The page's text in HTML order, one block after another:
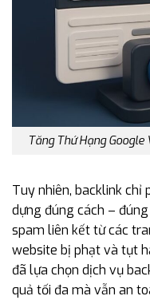
Tăng Thứ Hạng
Tuy nhiên, backlink chỉ
dựng đúng cách –
spam liên kết từ các
website bị phạt và tụt
đã lựa chọn dịch vụ
quả tối đa mà vẫn an